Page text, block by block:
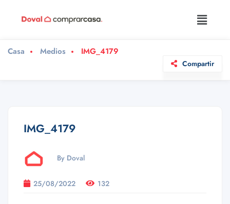
Casa Medios IMG_4179
Compartir
IMG_4179
By Doval
25/08/2022 132